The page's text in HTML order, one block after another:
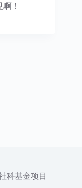
见啊！
科基金项目